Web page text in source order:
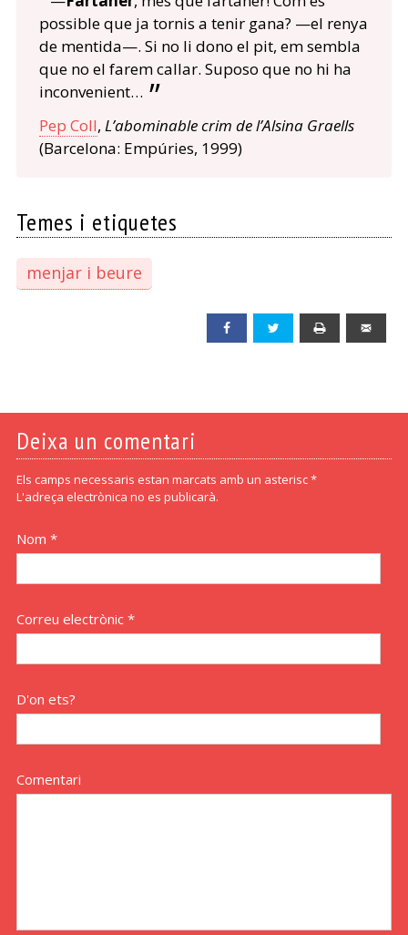
possible que ja tornis a tenir gana? —el renya
de mentida—. Si no li dono el pit, em sembla
que no el farem callar. Suposo que no hi ha
inconvenient…
Pep Coll, L’abominable crim de l’Alsina Graells
(Barcelona: Empúries, 1999)
Temes i etiquetes
menjar i beure
Facebook Twitter
Deixa un comentari
Els camps necessaris estan marcats amb un asterisc *
L'adreça electrònica no es publicarà.
Nom *
Correu electrònic *
D'on ets?
Comentari